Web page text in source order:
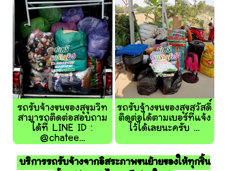
รถรับจ้างขนของสุขุมวิท
สามารถติดต่อสอบถาม
ได้ที่ LINE ID :
@chatee...
รถรับจ้างขนของสุขสวัสดิ์
ติดต่อได้ตามเบอร์ที่แจ้ง
ไว้ได้เลยนะครับ ...
บริการรถรับจ้างจากอิสระภาพขนย้ายของให้ทุกชิ้น